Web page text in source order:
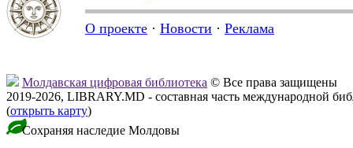
О проекте · Новости · Реклама
Молдавская цифровая библиотека © Все права защищены
2019-2026, LIBRARY.MD - составная часть международной
(открыть карту)
Сохраняя наследие Молдовы